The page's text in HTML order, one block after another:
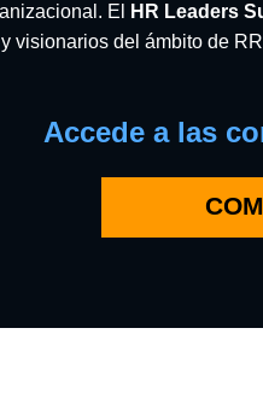
El
HR Leaders
visionarios del ámbito de
Accede a las